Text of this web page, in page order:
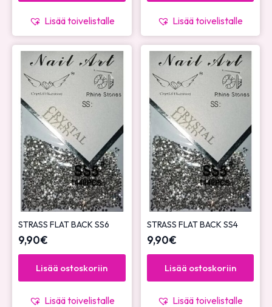
Lisää toivelistalle Lisää toivelistalle
STRASS FLAT BACK SS6
9,90€
Lisää ostoskoriin
Lisää toivelistalle
STRASS FLAT BACK SS4
9,90€
Lisää ostoskoriin
Lisää toivelistalle